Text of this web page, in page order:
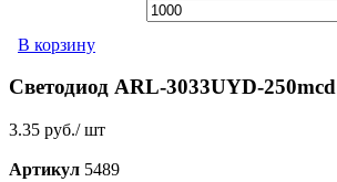
В корзину
Светодиод ARL-3033UYD-250mcd
3.35 руб./ шт
Артикул 5489